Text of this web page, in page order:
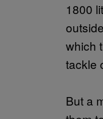
1800
which
tackle
But a